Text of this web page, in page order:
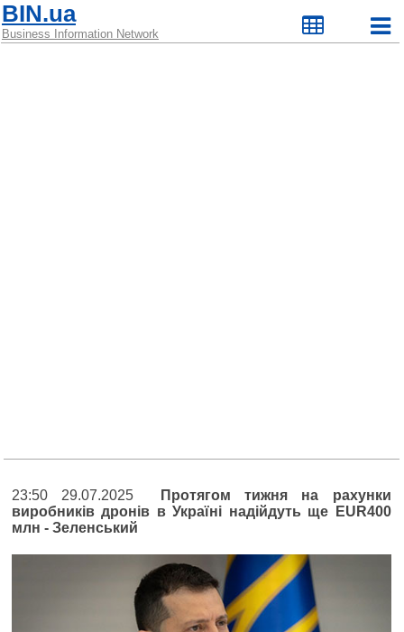
BIN.ua
Business Information Network
23:50 29.07.2025
Протягом тижня на рахунки
виробників дронів в Україні надійдуть ще EUR400
млн - Зеленський